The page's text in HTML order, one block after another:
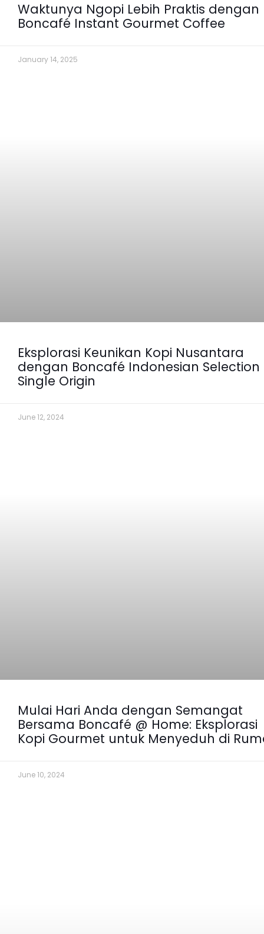
Waktunya Ngopi Lebih Praktis dengan
Boncafé Instant Gourmet Coffee
January 14, 2025
Eksplorasi Keunikan Kopi Nusantara
dengan Boncafé Indonesian Selection
Single Origin
June 12, 2024
Mulai Hari Anda dengan Semangat
Bersama Boncafé @ Home: Eksplorasi
Kopi Gourmet untuk Menyeduh di
June 10, 2024